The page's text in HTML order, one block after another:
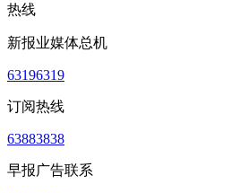
热线
新报业媒体总机
63196319
订阅热线
63883838
早报广告联系